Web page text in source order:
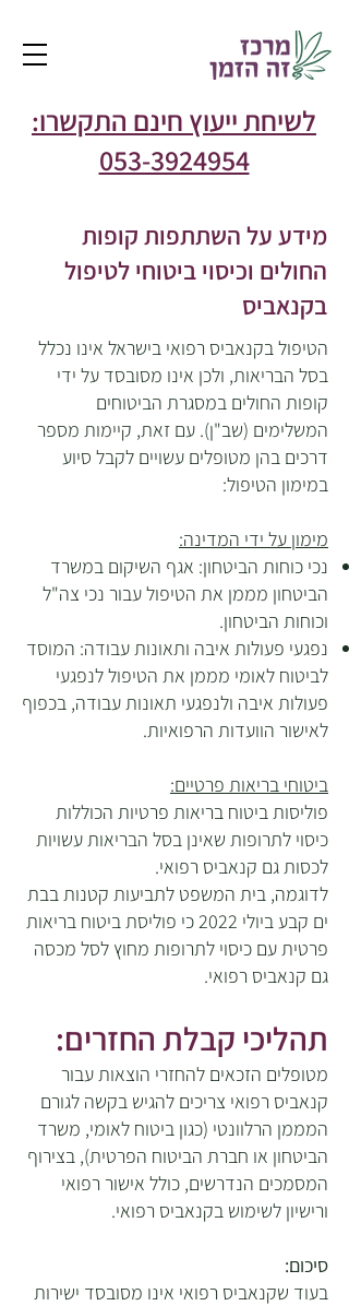
לשיחת ייעוץ חינם התקשרו:
053-3924954
מידע על השתתפות קופות
החולים וכיסוי ביטוחי לטיפול
בקנאביס
הטיפול בקנאביס רפואי בישראל אינו נכלל
בסל הבריאות, ולכן אינו מסובסד על ידי
קופות החולים במסגרת הביטוחים
המשלימים (שב"ן). עם זאת, קיימות מספר
דרכים בהן מטופלים עשויים לקבל סיוע
במימון הטיפול:
מימון על ידי המדינה:
נכי כוחות הביטחון: אגף השיקום במשרד
הביטחון מממן את הטיפול עבור נכי צה"ל
וכוחות הביטחון.
נפגעי פעולות איבה ותאונות עבודה: המוסד
לביטוח לאומי מממן את הטיפול לנפגעי
פעולות איבה ולנפגעי תאונות עבודה, בכפוף
לאישור הוועדות הרפואיות.
ביטוחי בריאות פרטיים:
פוליסות ביטוח בריאות פרטיות הכוללות
כיסוי לתרופות שאינן בסל הבריאות עשויות
לכסות גם קנאביס רפואי.
לדוגמה, בית המשפט לתביעות קטנות בבת
ים קבע ביולי 2022 כי פוליסת ביטוח בריאות
פרטית עם כיסוי לתרופות מחוץ לסל מכסה
גם קנאביס רפואי.
תהליכי קבלת החזרים:
מטופלים הזכאים להחזרי הוצאות עבור
קנאביס רפואי צריכים להגיש בקשה לגורם
המממן הרלוונטי (כגון ביטוח לאומי, משרד
הביטחון או חברת הביטוח הפרטית), בצירוף
המסמכים הנדרשים, כולל אישור רפואי
ורישיון לשימוש בקנאביס רפואי.
סיכום:
בעוד שקנאביס רפואי אינו מסובסד ישירות